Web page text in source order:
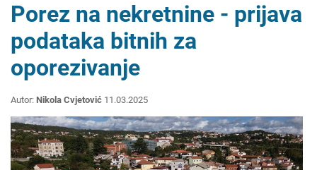
Porez na nekretnine - prijava
podataka bitnih za
oporezivanje
Autor: Nikola Cvjetović 11.03.2025